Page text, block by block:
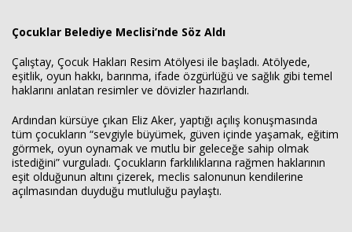
Çocuklar Belediye Meclisi’nde Söz Aldı
Çalıştay, Çocuk Hakları Resim Atölyesi ile başladı. Atölyede,
eşitlik, oyun hakkı, barınma, ifade özgürlüğü ve sağlık gibi temel
haklarını anlatan resimler ve dövizler hazırlandı.
Ardından kürsüye çıkan Eliz Aker, yaptığı açılış konuşmasında
tüm çocukların “sevgiyle büyümek, güven içinde yaşamak, eğitim
görmek, oyun oynamak ve mutlu bir geleceğe sahip olmak
istediğini” vurguladı. Çocukların farklılıklarına rağmen haklarının
eşit olduğunun altını çizerek, meclis salonunun kendilerine
açılmasından duyduğu mutluluğu paylaştı.